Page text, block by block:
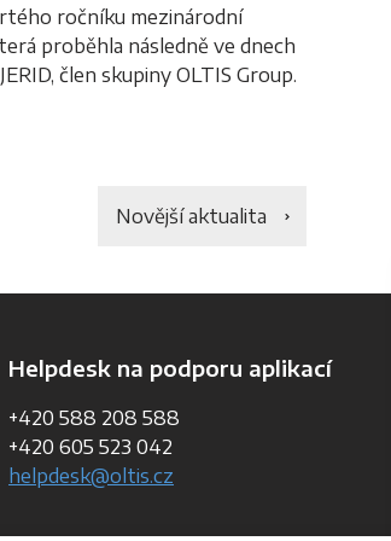
ročníku mezinárodní
proběhla následně ve dnech
člen skupiny OLTIS Group.
Novější aktualita
Helpdesk na podporu aplikací
+420 588 208 588
+420 605 523 042
helpdesk@oltis.cz